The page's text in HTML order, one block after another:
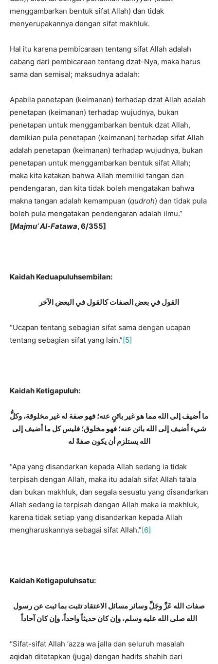
menggambarkan bentuk sifat Allah) dan tidak
menyerupakannya dengan sifat makhluk.
Hal itu karena pembicaraan tentang sifat Allah adalah
cabang dari pembicaraan tentang dzat-Nya, maka harus
sama dan semisal; maksudnya adalah:
Apabila penetapan (keimanan) terhadap dzat Allah adalah
penetapan (keimanan) terhadap wujudnya, bukan
penetapan untuk menggambarkan bentuk dzat Allah,
demikian pula penetapan (keimanan) terhadap sifat Allah
adalah penetapan (keimanan) terhadap wujudnya, bukan
penetapan untuk menggambarkan bentuk sifat Allah;
maka kita katakan bahwa Allah memiliki tangan dan
pendengaran, dan kita tidak boleh mengatakan bahwa
makna tangan adalah kemampuan (qudroh) dan tidak pula
boleh pula mengatakan pendengaran adalah ilmu.”
[Majmu’ Al-Fatawa, 6/355]
Kaidah Keduapuluhsembilan:
القول في بعض الصفات كالقول في البعض الآخر
“Ucapan tentang sebagian sifat sama dengan ucapan
tentang sebagian sifat yang lain.”[5]
Kaidah Ketigapuluh:
ما أضيف إلى الله مما هو غير بائنٍ عنه؛ فهو صفة له غير مخلوقة، وكلُّ
شيء أضيف إلى الله بائن عنه؛ فهو مخلوق؛ فليس كل ما أضيف إلى
الله يستلزم أن يكون صفةً له
“Apa yang disandarkan kepada Allah sedang ia tidak
terpisah dengan Allah, maka itu adalah sifat Allah ta’ala
dan bukan makhluk, dan segala sesuatu yang disandarkan
Allah sedang ia terpisah dengan Allah maka ia makhluk,
karena tidak setiap yang disandarkan kepada Allah
mengharuskannya sebagai sifat Allah.”[6]
Kaidah Ketigapuluhsatu:
صفات الله عَزَّ وجَلَّ وسائر مسائل الاعتقاد تثبت بما ثبت عن رسول
الله صلى الله عليه وسلم، وإن كان حديثاً واحداً، وإن كان آحاداً
“Sifat-sifat Allah ‘azza wa jalla dan seluruh masalah
aqidah ditetapkan (juga) dengan hadits shahih dari